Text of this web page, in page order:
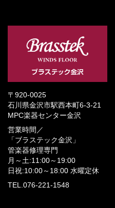
〒920-0025
石川県金沢市駅西本町6-3-21
MPC楽器センター金沢
営業時間／
「ブラステック金沢」
管楽器修理専門
月～土:11:00～19:00
日祝:10:00～18:00 水曜定休
TEL.076-221-1548